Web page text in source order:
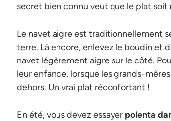
secret bien connu veut que le plat soit
Le navet aigre est traditionnellement
terre. Là encore, enlevez le boudin et
navet légèrement aigre sur le côté.
leur enfance, lorsque les grands-
dehors. Un vrai plat réconfortant !
En été, vous devez essayer polenta